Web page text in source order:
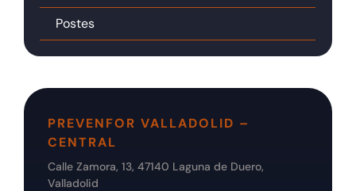
Postes
PREVENFOR VALLADOLID –
CENTRAL
Calle Zamora, 13, 47140 Laguna de Duero,
Valladolid